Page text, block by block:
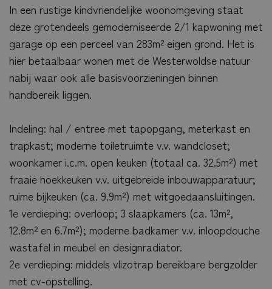
In een rustige kindvriendelijke woonomgeving staat
deze grotendeels gemoderniseerde 2/1 kapwoning met
garage op een perceel van 283m² eigen grond. Het is
hier betaalbaar wonen met de Westerwoldse natuur
nabij waar ook alle basisvoorzieningen binnen
handbereik liggen.
Indeling: hal / entree met tapopgang, meterkast en
trapkast; moderne toiletruimte v.v. wandcloset;
woonkamer i.c.m. open keuken (totaal ca. 32.5m²) met
fraaie hoekkeuken v.v. uitgebreide inbouwapparatuur;
ruime bijkeuken (ca. 9.9m²) met witgoedaansluitingen.
1e verdieping: overloop; 3 slaapkamers (ca. 13m²,
12.8m² en 6.7m²); moderne badkamer v.v. inloopdouche
wastafel in meubel en designradiator.
2e verdieping: middels vlizotrap bereikbare bergzolder
met cv-opstelling.